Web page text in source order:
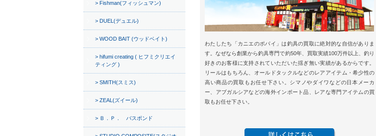
わたしたち「カニエのポパイ」は釣具の買取に絶対的な自信がありま
す。なぜなら創業から釣具専門で約50年、買取実績100万件以上、釣り
好きのお客様に支持されていただいた揺ぎ無い実績があるからです。
リールはもちろん、オールドタックルなどのレアアイテム・希少性の
高い商品の買取もお任せ下さい。シマノやダイワなどの日本メーカ
ー、アブガルシアなどの海外インポート品、レアな専門アイテムの買
取もお任せ下さい。
Fishman(フィッシュマン)
DUEL(デュエル)
WOOD BAIT (ウッドベイト)
hifumi creating ( ヒフミクリエイ
ティング )
SMITH(スミス)
ZEAL(ズイール)
Ｂ．Ｐ． バスポンド